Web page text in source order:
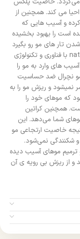
می کند. همچنین از
و آسیب هایی که
است را بهبود بخشیده
تار های مو رو بگیرد
و حالت ارتجاعی مو را حفظ کند. رنگ موی natural با فناوری و تکنولوژی
های وارد به مو را
مو نچرال ضد حساسیت
و ریزش مو را به
که موهای خود را
همچنین کراتین
شما می‌دهد. این
خاصیت ارتجاعی مو
شکنندگی نمی‌شود.
ترمیم موهای آسیب دیده
و از ریزش بی رویه ی آن